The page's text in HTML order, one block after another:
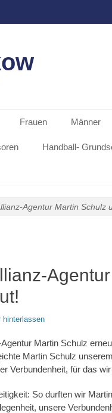
Frauen Männer
Handball-
Agentur Martin Schulz
hinterlassen
Martin Schulz
Martin Schulz
Verbundenheit, für das
So durften wir
unsere